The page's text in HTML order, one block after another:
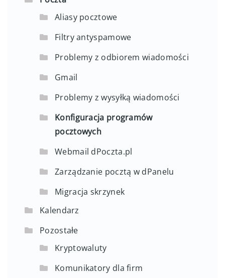
Aliasy pocztowe
Filtry antyspamowe
Problemy z odbiorem wiadomości
Gmail
Problemy z wysyłką wiadomości
Konfiguracja programów
pocztowych
Webmail dPoczta.pl
Zarządzanie pocztą w dPanelu
Migracja skrzynek
Kalendarz
Pozostałe
Kryptowaluty
Komunikatory dla firm